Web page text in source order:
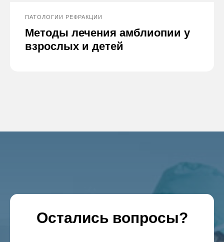
ПАТОЛОГИИ РЕФРАКЦИИ
Методы лечения амблиопии у
взрослых и детей
Остались вопросы?